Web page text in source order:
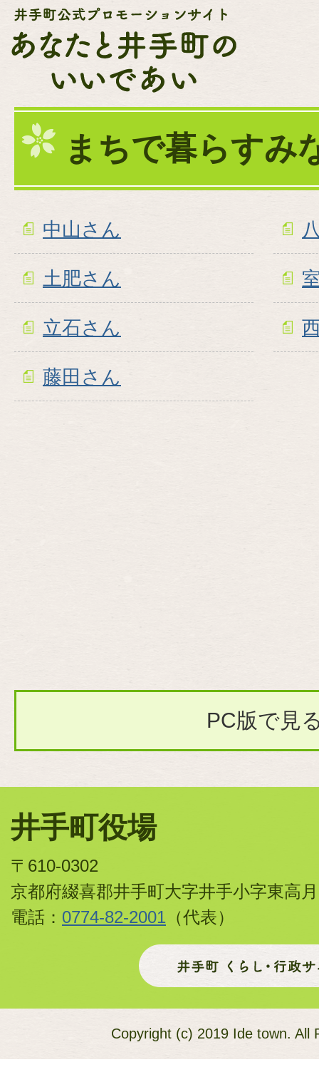
まちで暮らすみ
中山さん
土肥さん
立石さん
藤田さん
PC版で見
井手町役場
〒610-0302
京都府綴喜郡井手町大字井手小字東高
電話： 0774-82-2001 （代表）
Copyright (c) 2019 Ide town. All